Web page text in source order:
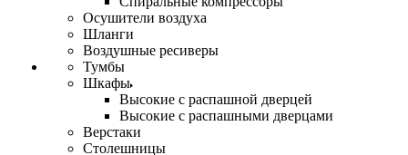
Осушители воздуха
Шланги
Воздушные ресиверы
Тумбы
Шкафы
Высокие с распашной дверцей
Высокие с распашными дверцами
Верстаки
Столешницы